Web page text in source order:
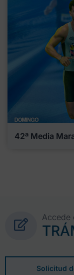
42ª Media
Accede
Solicitud